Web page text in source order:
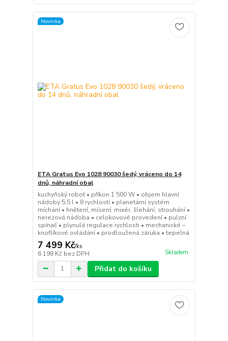
Novinka
ETA Gratus Evo 1028 90030 šedý, vráceno do 14
dnů, náhradní obal
kuchyňský robot • příkon 1 500 W • objem hlavní
nádoby 5,5 l • 8 rychlostí • planetární systém
míchání • hnětení, mísení, mixér, šlehání, strouhání •
nerezová nádoba • celokovové provedení • pulzní
spínač • plynulá regulace rychlosti • mechanické –
knoflíkové ovládání • prodloužená záruka • tepelná
7 499 Kč/ks
6 198 Kč bez DPH Skladem
Přidat do košíku
Novinka